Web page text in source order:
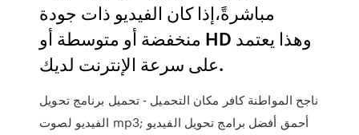
مباشرةً،إذا كان الفيديو ذات جودة
منخفضة أو متوسطة أو HD وهذا يعتمد
على سرعة الإنترنت لديك.
ناجح المواطنة كافر مكان التحميل - تحميل برنامج تحويل
الفيديو لصوت mp3; أحمق أفضل برامج تحويل الفيديو